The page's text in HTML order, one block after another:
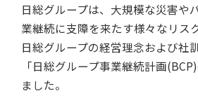
日総グループは、大規模な災害や
業継続に支障を来たす様々なリス
日総グループの経営理念および社
「日総グループ事業継続計画
ました。